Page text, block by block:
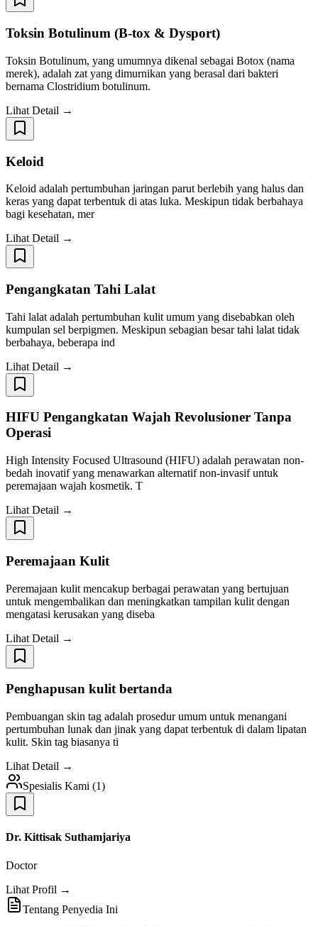
Toksin Botulinum (B-tox & Dysport)
Toksin Botulinum, yang umumnya dikenal sebagai Botox (nama
merek), adalah zat yang dimurnikan yang berasal dari bakteri
bernama Clostridium botulinum.
Lihat Detail →
Keloid
Keloid adalah pertumbuhan jaringan parut berlebih yang halus dan
keras yang dapat terbentuk di atas luka. Meskipun tidak berbahaya
bagi kesehatan, mer
Lihat Detail →
Pengangkatan Tahi Lalat
Tahi lalat adalah pertumbuhan kulit umum yang disebabkan oleh
kumpulan sel berpigmen. Meskipun sebagian besar tahi lalat tidak
berbahaya, beberapa ind
Lihat Detail →
HIFU Pengangkatan Wajah Revolusioner Tanpa
Operasi
High Intensity Focused Ultrasound (HIFU) adalah perawatan non-
bedah inovatif yang menawarkan alternatif non-invasif untuk
peremajaan wajah kosmetik. T
Lihat Detail →
Peremajaan Kulit
Peremajaan kulit mencakup berbagai perawatan yang bertujuan
untuk mengembalikan dan meningkatkan tampilan kulit dengan
mengatasi kerusakan yang diseba
Lihat Detail →
Penghapusan kulit bertanda
Pembuangan skin tag adalah prosedur umum untuk menangani
pertumbuhan lunak dan jinak yang dapat terbentuk di dalam lipatan
kulit. Skin tag biasanya ti
Lihat Detail →
Spesialis Kami (1)
Dr. Kittisak Suthamjariya
Doctor
Lihat Profil →
Tentang Penyedia Ini